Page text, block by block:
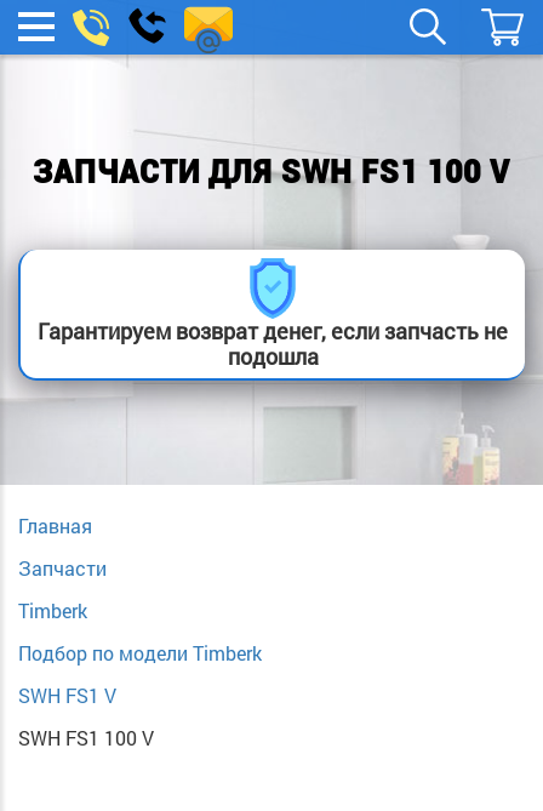
МЕНЮ
boylera@yandex.ru
Заказать
звонок
ЗАПЧАСТИ ДЛЯ SWH FS1 100 V
Гарантируем возврат денег, если запчасть не
подошла
Главная
Запчасти
Timberk
Подбор по модели Timberk
SWH FS1 V
SWH FS1 100 V